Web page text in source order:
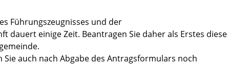
Führungszeugnisses und der
dauert einige Zeit. Beantragen Sie daher als Erstes diese
auch nach Abgabe des Antragsformulars noch